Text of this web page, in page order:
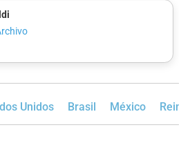
Unidos Brasil México